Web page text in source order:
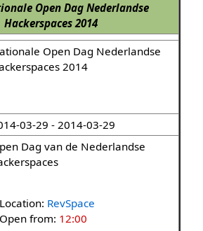
Open Dag Nederlandse
Hackerspaces 2014
Open Dag Nederlandse
2014
03-29 - 2014-03-29
Dag van de Nederlandse
RevSpace
from: 12:00